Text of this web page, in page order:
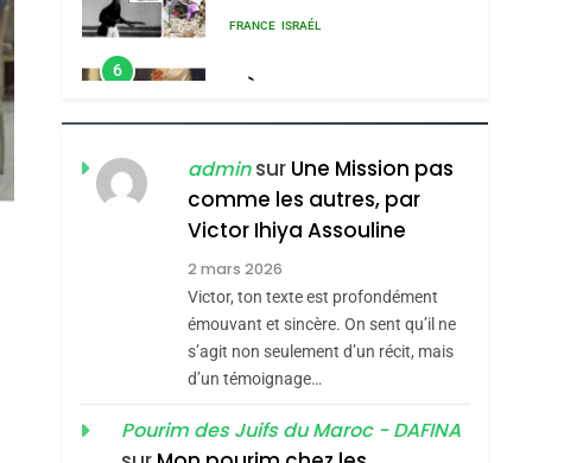
Rapport D’ADL
FRANCE ISRAÉL
6
FIÈRE, DIGNE ET
RÉSILIENTE :
POURQUOI JE
REVENDIQUE MA
JUDAÏTE Par Thérèse
Zrihen-Dvir
ISRAÉL JUDAISME
CE QUI NOUS
MANQUE – Jacques
Hadida
JUDAISME
Maroc : Les Amandes
De Tafraout, Le Miel
De Tadla Azilal
DAFINA MAROC
adminsur Une Mission pas
comme les autres, par
Victor Ihiya Assouline
2 mars 2026
Victor, ton texte est profondément
émouvant et sincère. On sent qu’il ne
s’agit non seulement d’un récit, mais
d’un témoignage…
Pourim des Juifs du Maroc - DAFINA